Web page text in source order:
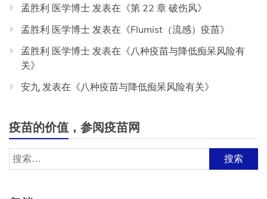
孟胜利 医学博士 发表在《第 22 章 破伤风》
孟胜利 医学博士 发表在《Flumist（流感）疫苗》
孟胜利 医学博士 发表在《八种疫苗与降低痴呆风险有
关》
安九 发表在《八种疫苗与降低痴呆风险有关》
疫苗的价值，参阅疫苗网
搜
索：